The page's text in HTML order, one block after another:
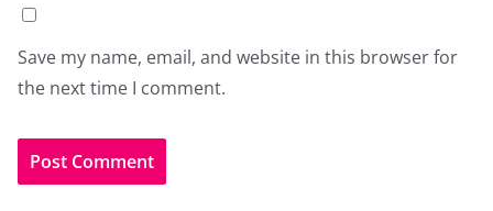
Save my name, email, and website in this browser for
the next time I comment.